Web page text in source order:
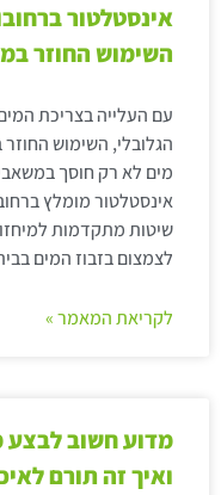
אינסטלטור
השימוש החוזר
עם העלייה בצריכת
הגלובלי, השימוש
מים לא רק חוסך
אינסטלטור מומלץ
שיטות מתקדמות
לצמצום בזבוז המים
לקריאת המאמר »
מדוע חשוב לבצע
ואיך זה תורם